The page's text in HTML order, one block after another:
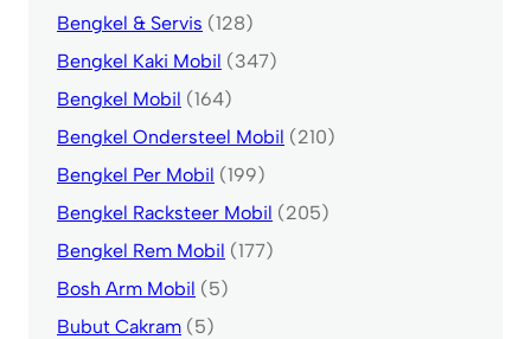
Bengkel & Servis (128)
Bengkel Kaki Mobil (347)
Bengkel Mobil (164)
Bengkel Ondersteel Mobil (210)
Bengkel Per Mobil (199)
Bengkel Racksteer Mobil (205)
Bengkel Rem Mobil (177)
Bosh Arm Mobil (5)
Bubut Cakram (5)